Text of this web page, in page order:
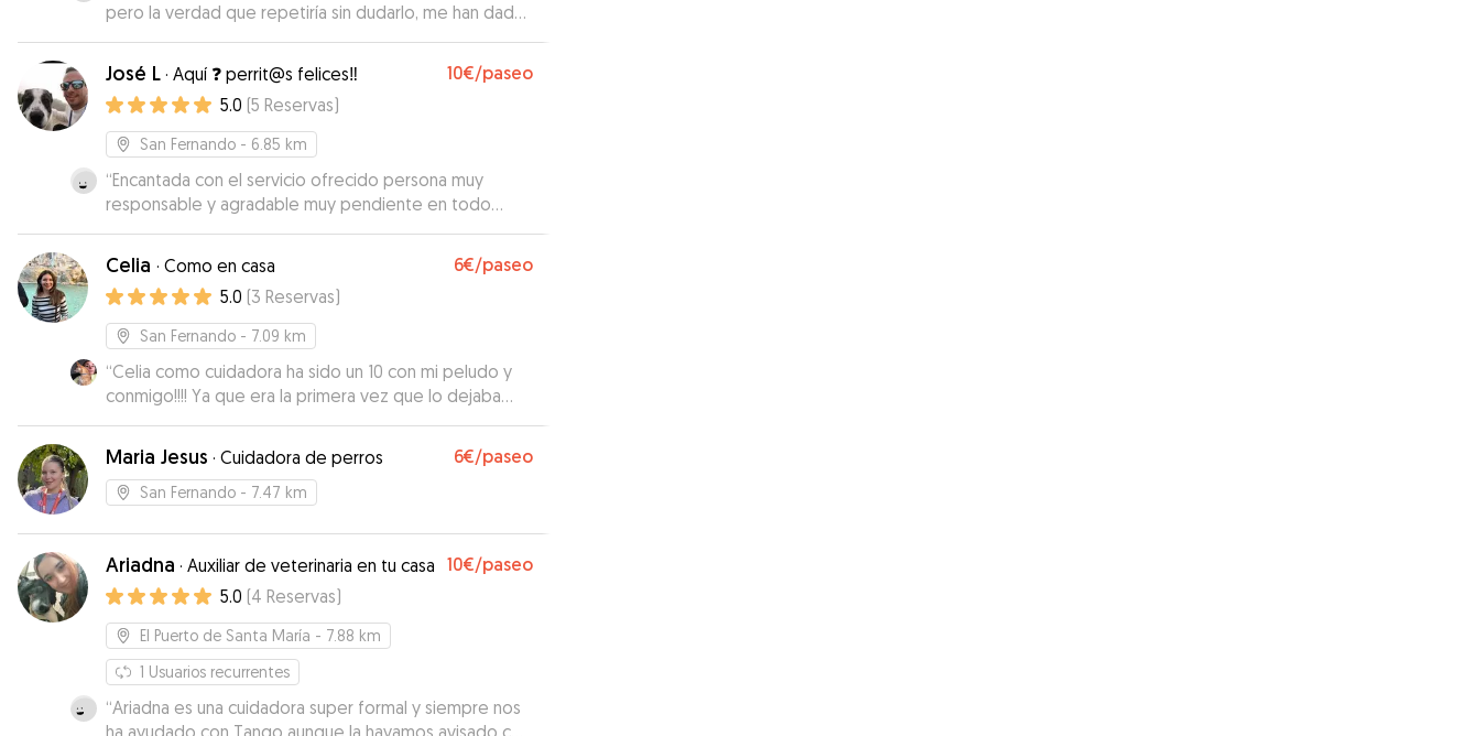
pero la verdad que repetiría sin dudarlo, me han dado
esa confianza para dejar a mi perro bajo su cargo. Pedí
guardería de día para unas horas y no me esperaba
que también fueran a sacarle a la calle a dar un paseo.
Estuvo también con una perrita y por lo que me ha
dicho todo genial. Un buen cuidador en que confiar al
máximo y muy amable.”
José L · Aquí ❓ perrit@s felices‼️ 10€/paseo
5.0 (5 Reservas)
San Fernando - 6.85 km
“Encantada con el servicio ofrecido persona muy
responsable y agradable muy pendiente en todo
momento completamente recomendable volverá q
contar con el Estoy encantada con el set que José nos
ha dado ,persona muy responsable y cariñosa con el
perrito muy pendiente en todo momento volveremos
a contar con el”
Celia · Como en casa 6€/paseo
5.0 (3 Reservas)
San Fernando - 7.09 km
“Celia como cuidadora ha sido un 10 con mi peludo y
conmigo!!!! Ya que era la primera vez que lo dejaba
con alguien que no conocía y me ha tenido informada
cada dos por tres. Drogon, literal, parecía que estaba
en un retiro relax 😅… lo he visto con ella súper bien,
atendiendo a todos los detalles que le di y muy
Maria Jesus · Cuidadora de perros 6€/paseo
San Fernando - 7.47 km
Ariadna · Auxiliar de veterinaria en tu casa 10€/paseo
5.0 (4 Reservas)
El Puerto de Santa María - 7.88 km
1 Usuarios recurrentes
“Ariadna es una cuidadora super formal y siempre nos
ha ayudado con Tango aunque la hayamos avisado con